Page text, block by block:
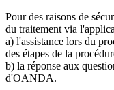
Pour des raisons de
du traitement via
a) l'assistance lors du
des étapes de la
b) la réponse aux
d'OANDA.